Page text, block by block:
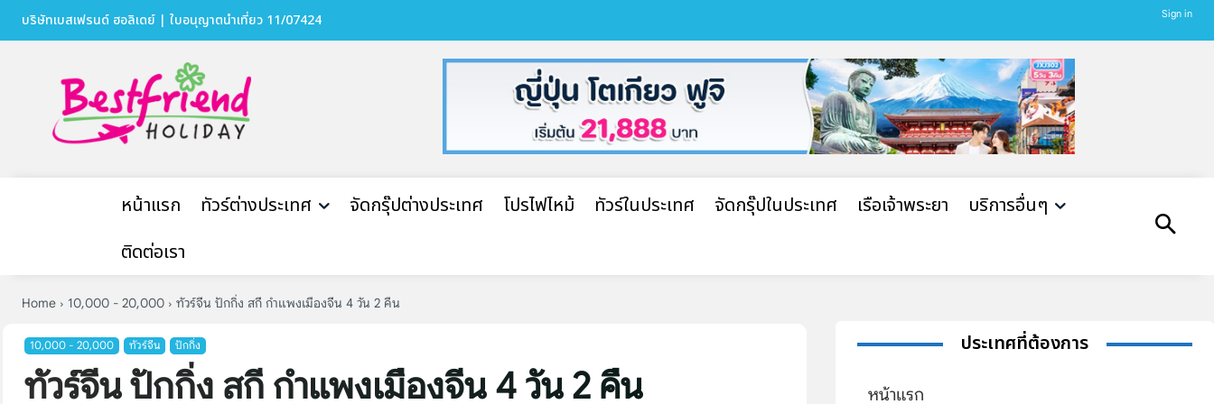
บริษัทเบสเฟรนด์ ฮอลิเดย์ | ใบอนุญาตนำเที่ยว 11/07424 Sign in
หน้าแรก ทัวร์ต่างประเทศ จัดกรุ๊ปต่างประเทศ โปรไฟไหม้ ทัวร์ในประเทศ จัดกรุ๊ปในประเทศ เรือเจ้าพระยา
บริการอื่นๆ
ติดต่อเรา
Home 10,000 - 20,000 ทัวร์จีน ปักกิ่ง สกี กำแพงเมืองจีน 4 วัน 2 คืน
10,000 - 20,000 ทัวร์จีน ปักกิ่ง
ทัวร์จีน ปักกิ่ง สกี กำแพงเมืองจีน 4 วัน 2 คืน
ประเทศที่ต้องการ
หน้าแรก